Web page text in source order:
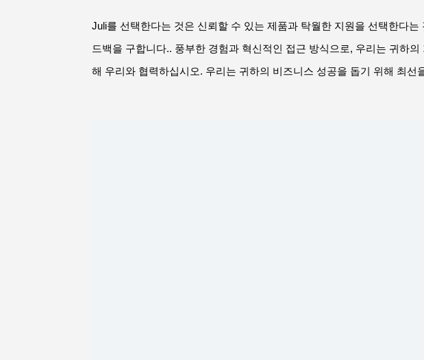
Juli를 선택한다는 것은 신뢰할 수 있는 제품과 탁월한 지원을 선택한다
드백을 구합니다.. 풍부한 경험과 혁신적인 접근 방식으로, 우리는 귀하
해 우리와 협력하십시오. 우리는 귀하의 비즈니스 성공을 돕기 위해 최선